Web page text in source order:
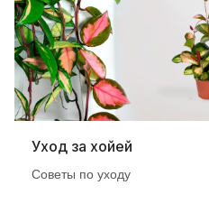
Уход за хойей
Советы по уходу